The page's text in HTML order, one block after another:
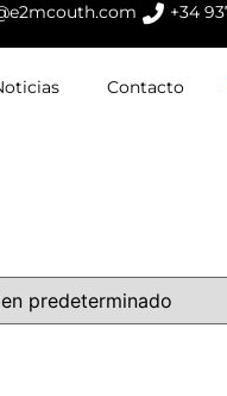
+34
Contacto